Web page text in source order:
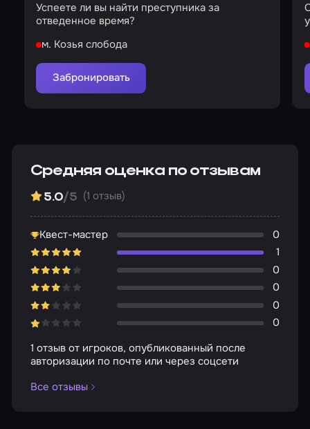
Успеете ли вы найти преступника за
отведенное время?
м. Козья слобода
Забронировать
Средняя оценка по отзывам
5.0/5 (1 отзыв)
Квест-мастер
0
1
0
0
0
0
1 отзыв от игроков, опубликованный после
авторизации по почте или через соцсети
Все отзывы